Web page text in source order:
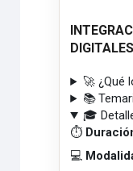
🚀 ¿Qué
📚
🎓
⏱️
💻